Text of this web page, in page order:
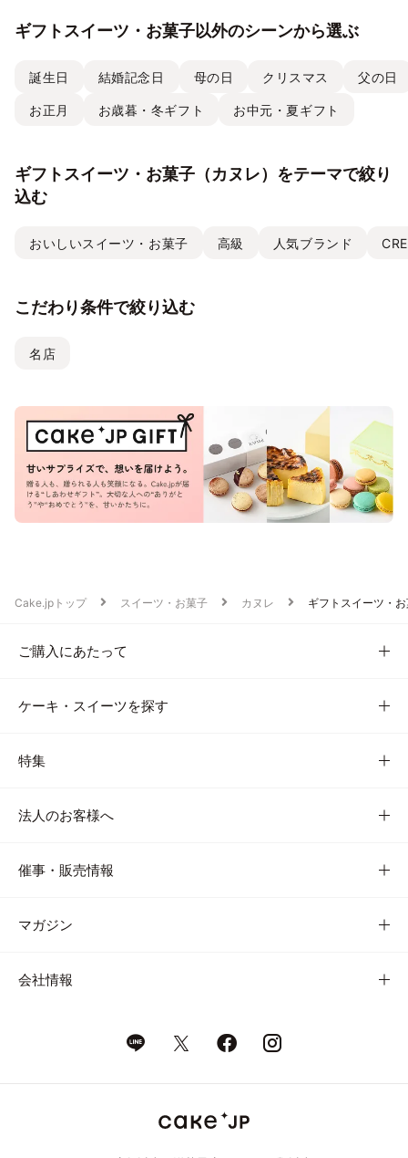
ギフトスイーツ・お菓子以外のシーンから選ぶ
誕生日 結婚記念日 母の日 クリスマス 父の日
お正月 お歳暮・冬ギフト お中元・夏ギフト
ギフトスイーツ・お菓子（カヌレ）をテーマで絞り
込む
おいしいスイーツ・お菓子 高級 人気ブランド
こだわり条件で絞り込む
名店
Cake.jpトップ スイーツ・お菓子 カヌレ ギフトスイーツ・
ご購入にあたって
ケーキ・スイーツを探す
特集
法人のお客様へ
催事・販売情報
マガジン
会社情報